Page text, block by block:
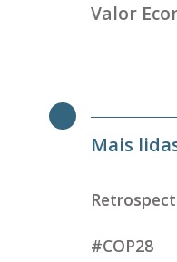
Valor
Mais
#COP28